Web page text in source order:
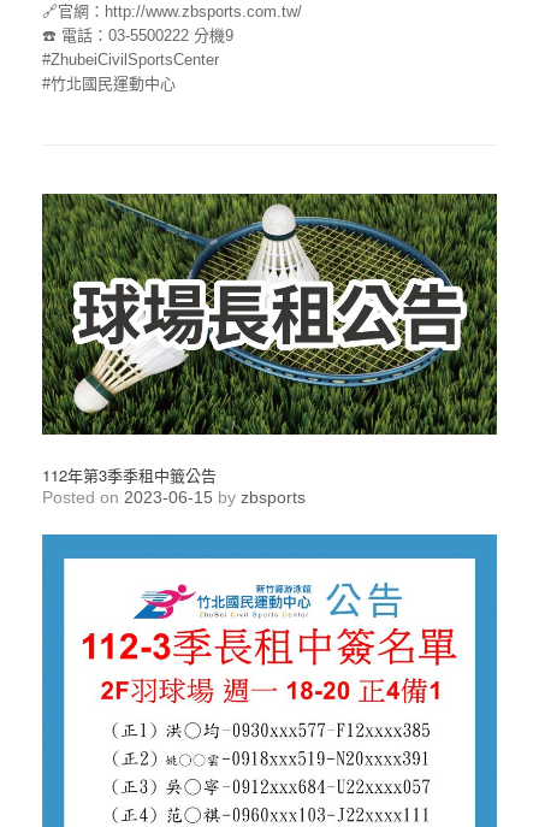
🔗官網：http://www.zbsports.com.tw/
☎️ 電話：03-5500222 分機9
#ZhubeiCivilSportsCenter
#竹北國民運動中心
112年第3季季租中籤公告
Posted on 2023-06-15 by zbsports